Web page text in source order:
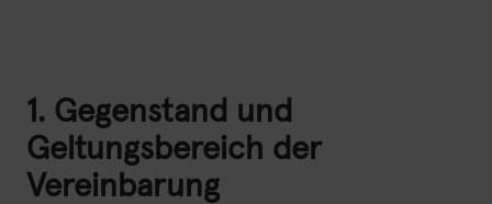
H2.Live Stories
H2 aktuell
News
1. Gegenstand und
Geltungsbereich der
Vereinbarung